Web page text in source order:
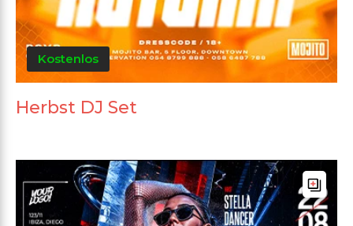
Kostenlos
Herbst DJ Set